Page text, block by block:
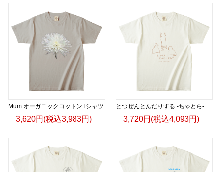
Mum オーガニックコットンTシャツ
3,620円(税込3,983円)
とつぜんとんだりする -ちゃとら-
3,720円(税込4,093円)